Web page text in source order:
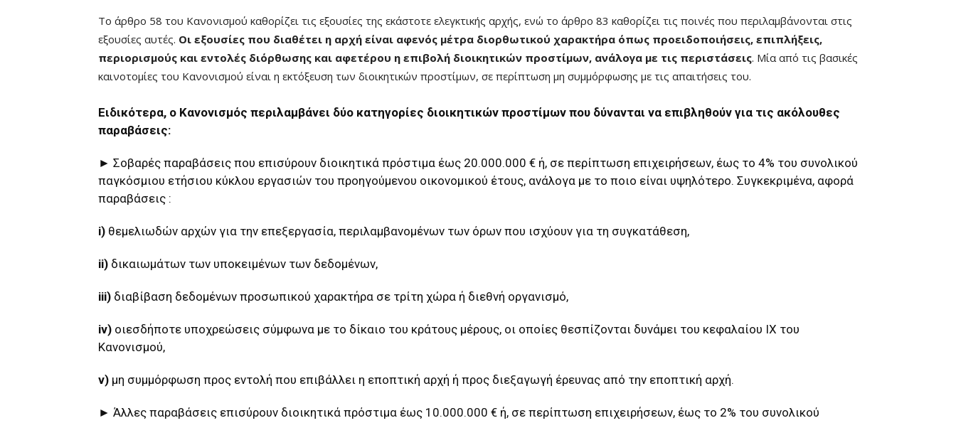
Το άρθρο 58 του Κανονισμού καθορίζει τις εξουσίες της εκάστοτε ελεγκτικής αρχής, ενώ το άρθρο 83 καθορίζει τις ποινές που περιλαμβάνονται στις
εξουσίες αυτές. Οι εξουσίες που διαθέτει η αρχή είναι αφενός μέτρα διορθωτικού χαρακτήρα όπως προειδοποιήσεις, επιπλήξεις,
περιορισμούς και εντολές διόρθωσης και αφετέρου η επιβολή διοικητικών προστίμων, ανάλογα με τις περιστάσεις. Μία από τις βασικές
καινοτομίες του Κανονισμού είναι η εκτόξευση των διοικητικών προστίμων, σε περίπτωση μη συμμόρφωσης με τις απαιτήσεις του.
Ειδικότερα, ο Κανονισμός περιλαμβάνει δύο κατηγορίες διοικητικών προστίμων που δύνανται να επιβληθούν για τις ακόλουθες
παραβάσεις:
► Σοβαρές παραβάσεις που επισύρουν διοικητικά πρόστιμα έως 20.000.000 € ή, σε περίπτωση επιχειρήσεων, έως το 4% του συνολικού
παγκόσμιου ετήσιου κύκλου εργασιών του προηγούμενου οικονομικού έτους, ανάλογα με το ποιο είναι υψηλότερο. Συγκεκριμένα, αφορά
παραβάσεις :
i) θεμελιωδών αρχών για την επεξεργασία, περιλαμβανομένων των όρων που ισχύουν για τη συγκατάθεση,
ii) δικαιωμάτων των υποκειμένων των δεδομένων,
iii) διαβίβαση δεδομένων προσωπικού χαρακτήρα σε τρίτη χώρα ή διεθνή οργανισμό,
iv) οιεσδήποτε υποχρεώσεις σύμφωνα με το δίκαιο του κράτους μέρους, οι οποίες θεσπίζονται δυνάμει του κεφαλαίου IX του
Κανονισμού,
v) μη συμμόρφωση προς εντολή που επιβάλλει η εποπτική αρχή ή προς διεξαγωγή έρευνας από την εποπτική αρχή.
► Άλλες παραβάσεις επισύρουν διοικητικά πρόστιμα έως 10.000.000 € ή, σε περίπτωση επιχειρήσεων, έως το 2% του συνολικού